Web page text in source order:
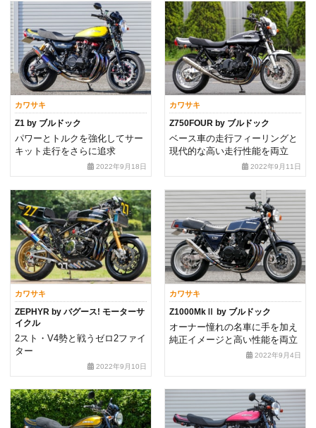
カワサキ
Z1 by ブルドック
パワーとトルクを強化してサー
キット走行をさらに追求
2022年9月18日
カワサキ
Z750FOUR by ブルドック
ベース車の走行フィーリングと
現代的な高い走行性能を両立
2022年9月11日
カワサキ
ZEPHYR by バグース! モーターサ
イクル
2スト・V4勢と戦うゼロ2ファイ
ター
2022年9月10日
カワサキ
Z1000MkⅡ by ブルドック
オーナー憧れの名車に手を加え
純正イメージと高い性能を両立
2022年9月4日